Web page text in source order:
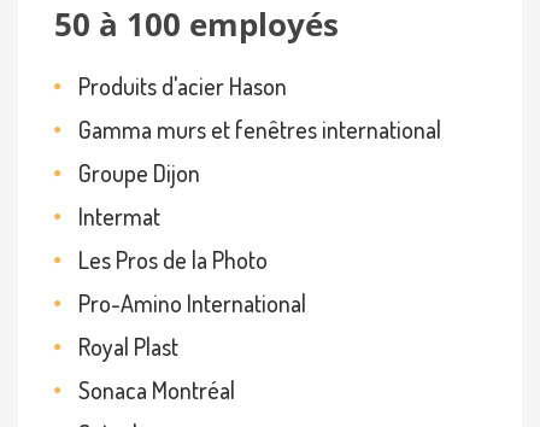
50 à 100 employés
Produits d'acier Hason
Gamma murs et fenêtres international
Groupe Dijon
Intermat
Les Pros de la Photo
Pro-Amino International
Royal Plast
Sonaca Montréal